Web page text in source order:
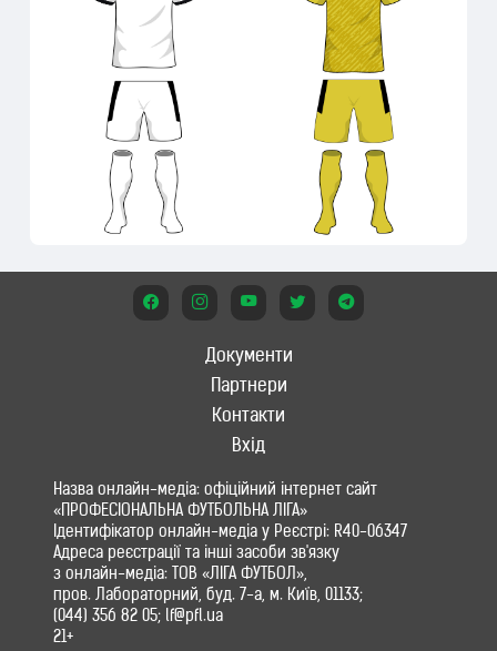
Документи
Партнери
Контакти
Вхід
Назва онлайн-медіа: офіційний інтернет сайт
«ПРОФЕСІОНАЛЬНА ФУТБОЛЬНА ЛІГА»
Ідентифікатор онлайн-медіа у Реєстрі: R40-06347
Адреса реєстрації та інші засоби зв'язку
з онлайн-медіа: ТОВ «ЛІГА ФУТБОЛ»,
пров. Лабораторний, буд. 7-а, м. Київ, 01133;
(044) 356 82 05; lf@pfl.ua
21+